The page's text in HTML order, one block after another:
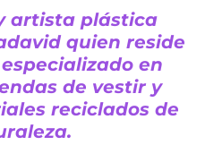
artista plástica
quien reside
en
de vestir y
reciclados de